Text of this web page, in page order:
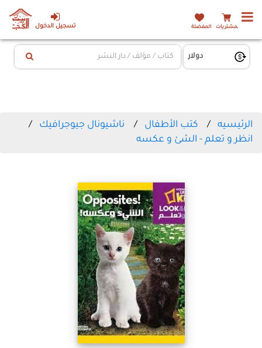
تسجيل الدخول المشتريات المفضلة
الرئيسيه كتب الأطفال
ناشيونال جيوجرافيك
انظر و تعلم - الشئ و عكسه